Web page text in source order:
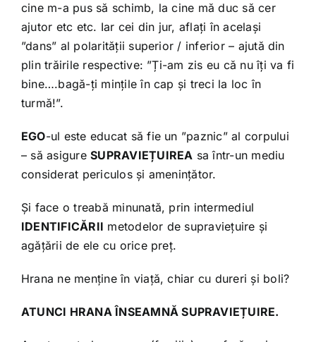
cine m-a pus să schimb, la cine mă duc să cer
ajutor etc etc. Iar cei din jur, aflați în același
”dans” al polarității superior / inferior – ajută din
plin trăirile respective: ”Ți-am zis eu că nu îți va fi
bine….bagă-ți mințile în cap și treci la loc în
turmă!”.
EGO-ul este educat să fie un ”paznic” al corpului
– să asigureSUPRAVIEȚUIREA sa într-un mediu
considerat periculos și amenințător.
Și face o treabă minunată, prin intermediul
IDENTIFICĂRII metodelor de supraviețuire și
agățării de ele cu orice preț.
Hrana ne menține în viață, chiar cu dureri și boli?
ATUNCI HRANA ÎNSEAMNĂ SUPRAVIEȚUIRE.